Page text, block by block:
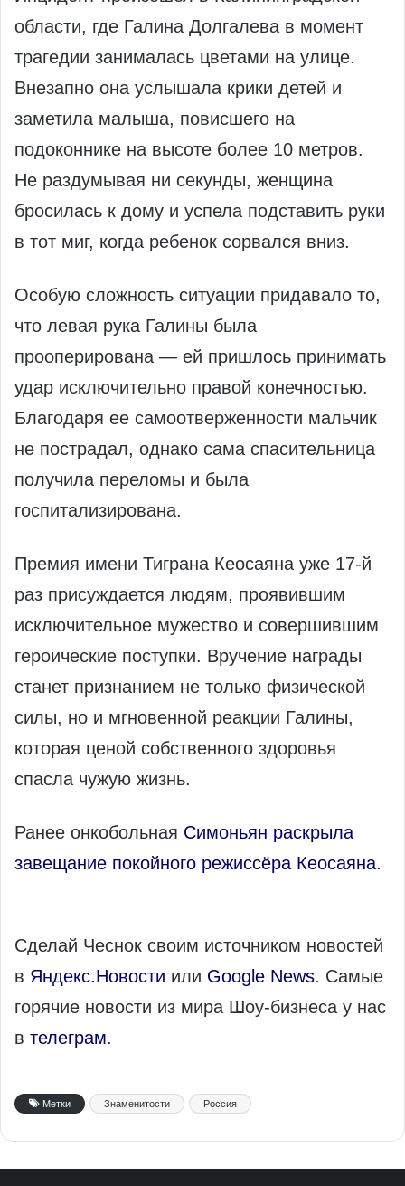
области, где Галина Долгалева в момент
трагедии занималась цветами на улице.
Внезапно она услышала крики детей и
заметила малыша, повисшего на
подоконнике на высоте более 10 метров.
Не раздумывая ни секунды, женщина
бросилась к дому и успела подставить руки
в тот миг, когда ребенок сорвался вниз.
Особую сложность ситуации придавало то,
что левая рука Галины была
прооперирована — ей пришлось принимать
удар исключительно правой конечностью.
Благодаря ее самоотверженности мальчик
не пострадал, однако сама спасительница
получила переломы и была
госпитализирована.
Премия имени Тиграна Кеосаяна уже 17-й
раз присуждается людям, проявившим
исключительное мужество и совершившим
героические поступки. Вручение награды
станет признанием не только физической
силы, но и мгновенной реакции Галины,
которая ценой собственного здоровья
спасла чужую жизнь.
Ранее онкобольная Симоньян раскрыла
завещание покойного режиссёра Кеосаяна.
Сделай Чеснок своим источником новостей
в Яндекс.Новости или Google News. Самые
горячие новости из мира Шоу-бизнеса у нас
в телеграм.
Метки Знаменитости Россия